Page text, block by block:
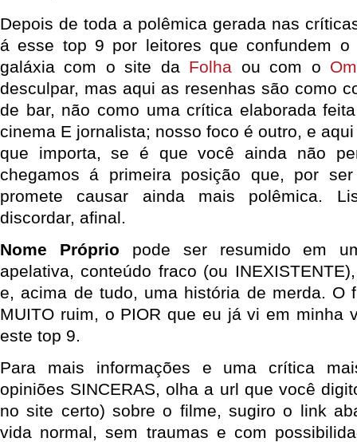
Depois de toda a polêmica gerada nas
á esse top 9 por leitores que confundem
galáxia com o site da Folha ou com o
desculpar, mas aqui as resenhas são como
de bar, não como uma crítica elaborada
cinema E jornalista; nosso foco é outro, e
que importa, se é que você ainda não
chegamos á primeira posição que, por
promete causar ainda mais polêmica.
discordar, afinal.
Nome Próprio pode ser resumido em
apelativa, conteúdo fraco (ou
e, acima de tudo, uma história de merda. O
MUITO ruim, o PIOR que eu já vi em minha
este top 9.
Para mais informações e uma crítica
opiniões SINCERAS, olha a url que você
no site certo) sobre o filme, sugiro o link
vida normal, sem traumas e com